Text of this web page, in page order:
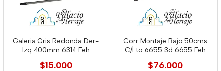
Galeria Gris Redonda Der-
Izq 400mm 6314 Feh
$15.000
Corr Montaje Bajo 50cms
C/Lto 6655 3d 6655 Feh
$76.000